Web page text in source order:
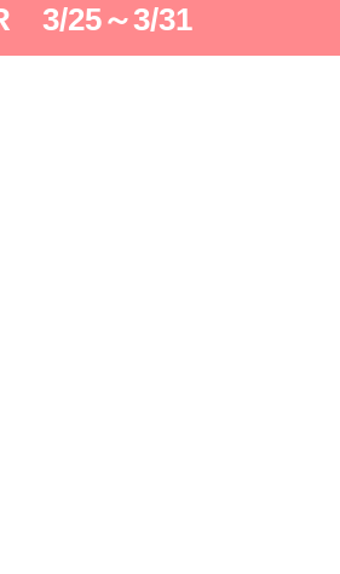
3/25～3/31